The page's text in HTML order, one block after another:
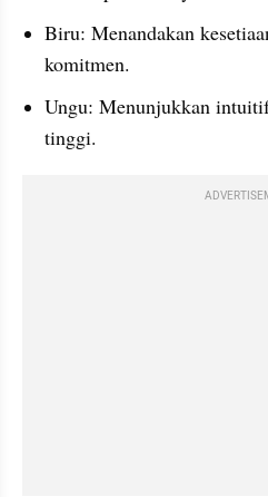
Biru: Menandakan
komitmen.
Ungu: Menunjukkan
tinggi.